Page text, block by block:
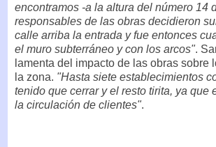
encontramos -a la altura del número 14
responsables de las obras decidieron
calle arriba la entrada y fue entonces
el muro subterráneo y con los arcos".
lamenta del impacto de las obras sobre
la zona. "Hasta siete establecimientos
tenido que cerrar y el resto tirita, ya que
la circulación de clientes".